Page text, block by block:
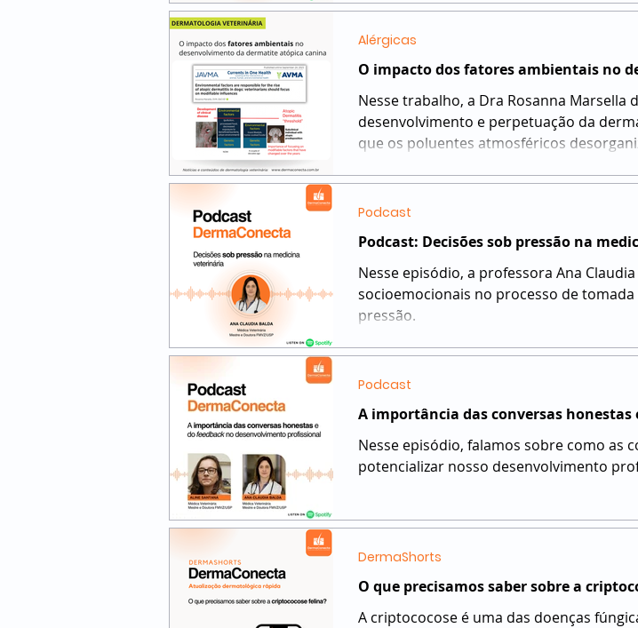
O impacto dos fatores ambientais no
Nesse trabalho, a Dra Rosanna Marsella discute o
desenvolvimento e perpetuação da
que os poluentes atmosféricos desorganizam o epitélio cutâneo, favorecendo a inflamação
epicutânea. Assim, o desenvolvimento
Alérgicas
Podcast: Decisões sob pressão na
Nesse episódio, a professora Ana
socioemocionais no processo de
pressão.
Podcast
A importância das conversas
Nesse episódio, falamos sobre como as
potencializar nosso desenvolvimento
Podcast
O que precisamos saber sobre a
A criptococose é uma das doenças
DermaShorts